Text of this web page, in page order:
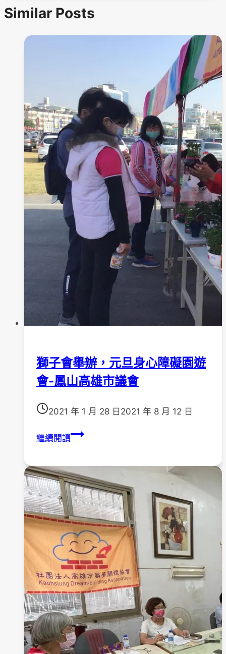
Similar Posts
獅子會舉辦，元旦身心障礙園遊
會-鳳山高雄市議會
2021 年 1 月 28 日 2021 年 8 月 12 日
繼續閱讀獅
舉
辦，
元
旦
身
心
障
礙
園
遊
會-
鳳
山
高